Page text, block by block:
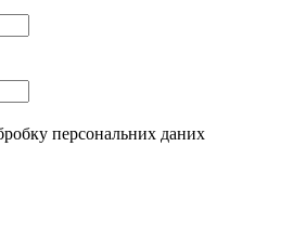
персональних даних